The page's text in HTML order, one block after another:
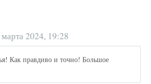
марта 2024, 19:28
Как правдиво и точно! Большое